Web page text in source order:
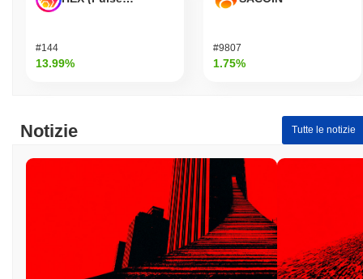
#144
13.99%
#9807
1.75%
Notizie Tutte le notizie